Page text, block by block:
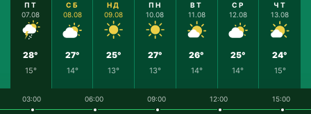
ПТ
07.08
28°
15°
СБ
08.08
27°
14°
НД
09.08
25°
13°
ПН
10.08
27°
13°
ВТ
11.08
26°
14°
СР
12.08
25°
14°
ЧТ
13.08
24°
15°
03:00 06:00 09:00 12:00 15:00